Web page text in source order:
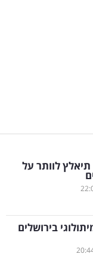
לוותר על
בירושלים